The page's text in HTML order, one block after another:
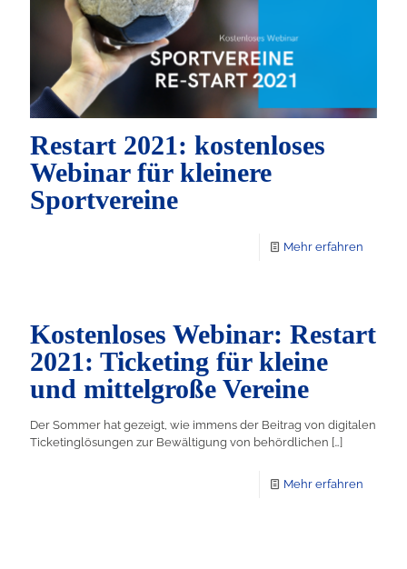
Restart 2021: kostenloses
Webinar für kleinere
Sportvereine
Mehr erfahren
Kostenloses Webinar: Restart
2021: Ticketing für kleine
und mittelgroße Vereine
Der Sommer hat gezeigt, wie immens der Beitrag von digitalen
Ticketinglösungen zur Bewältigung von behördlichen […]
Mehr erfahren